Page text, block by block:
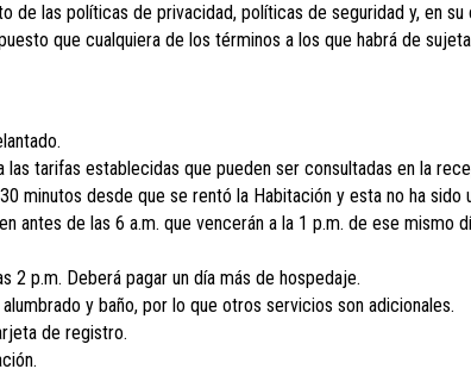
las políticas de privacidad, políticas de seguridad y, en
que cualquiera de los términos a los que habrá de
tarifas establecidas que pueden ser consultadas en la
minutos desde que se rentó la Habitación y esta no ha sido
antes de las 6 a.m. que vencerán a la 1 p.m. de ese mismo
2 p.m. Deberá pagar un día más de hospedaje.
y baño, por lo que otros servicios son adicionales.
de registro.